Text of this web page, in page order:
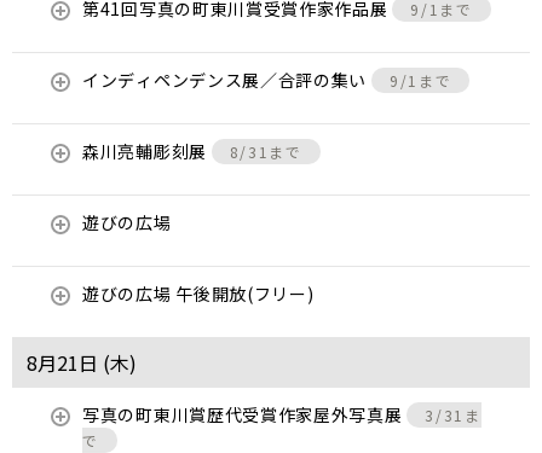
第41回写真の町東川賞受賞作家作品展 9/1まで
インディペンデンス展／合評の集い 9/1まで
森川亮輔彫刻展 8/31まで
遊びの広場
遊びの広場 午後開放(フリー)
8月21日 (木)
写真の町東川賞歴代受賞作家屋外写真展
3/31ま
で